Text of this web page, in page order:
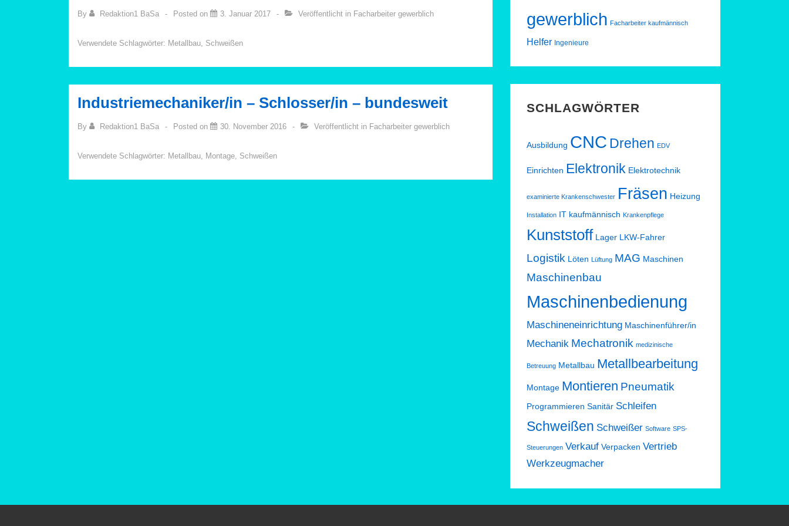
By Redaktion1 BaSa Posted on 3. Januar 2017 Veröffentlicht in Facharbeiter gewerblich
Verwendete Schlagwörter: Metallbau Schweißen
Industriemechaniker/in – Schlosser/in – bundesweit
By Redaktion1 BaSa Posted on 30. November 2016 Veröffentlicht in Facharbeiter gewerblich
Verwendete Schlagwörter: Metallbau Montage Schweißen
gewerblich Facharbeiter kaufmännisch
Helfer Ingenieure
SCHLAGWÖRTER
Ausbildung CNC Drehen EDV
Einrichten Elektronik Elektrotechnik
examinierte Krankenschwester Fräsen Heizung
Installation IT kaufmännisch Krankenpflege
Kunststoff Lager LKW-Fahrer
Logistik Löten Lüftung MAG Maschinen
Maschinenbau
Maschinenbedienung
Maschineneinrichtung Maschinenführer/in
Mechanik Mechatronik medizinische
Betreuung Metallbau Metallbearbeitung
Montage Montieren Pneumatik
Programmieren Sanitär Schleifen
Schweißen Schweißer Software SPS-
Steuerungen Verkauf Verpacken Vertrieb
Werkzeugmacher